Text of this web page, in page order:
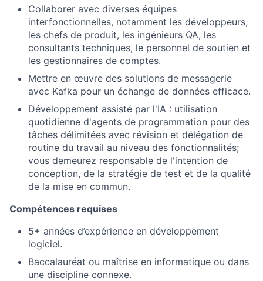
Collaborer avec diverses équipes
interfonctionnelles, notamment les développeurs,
les chefs de produit, les ingénieurs QA, les
consultants techniques, le personnel de soutien et
les gestionnaires de comptes.
Mettre en œuvre des solutions de messagerie
avec Kafka pour un échange de données efficace.
Développement assisté par l'IA : utilisation
quotidienne d'agents de programmation pour des
tâches délimitées avec révision et délégation de
routine du travail au niveau des fonctionnalités;
vous demeurez responsable de l'intention de
conception, de la stratégie de test et de la qualité
de la mise en commun.
Compétences requises
5+ années d’expérience en développement
logiciel.
Baccalauréat ou maîtrise en informatique ou dans
une discipline connexe.